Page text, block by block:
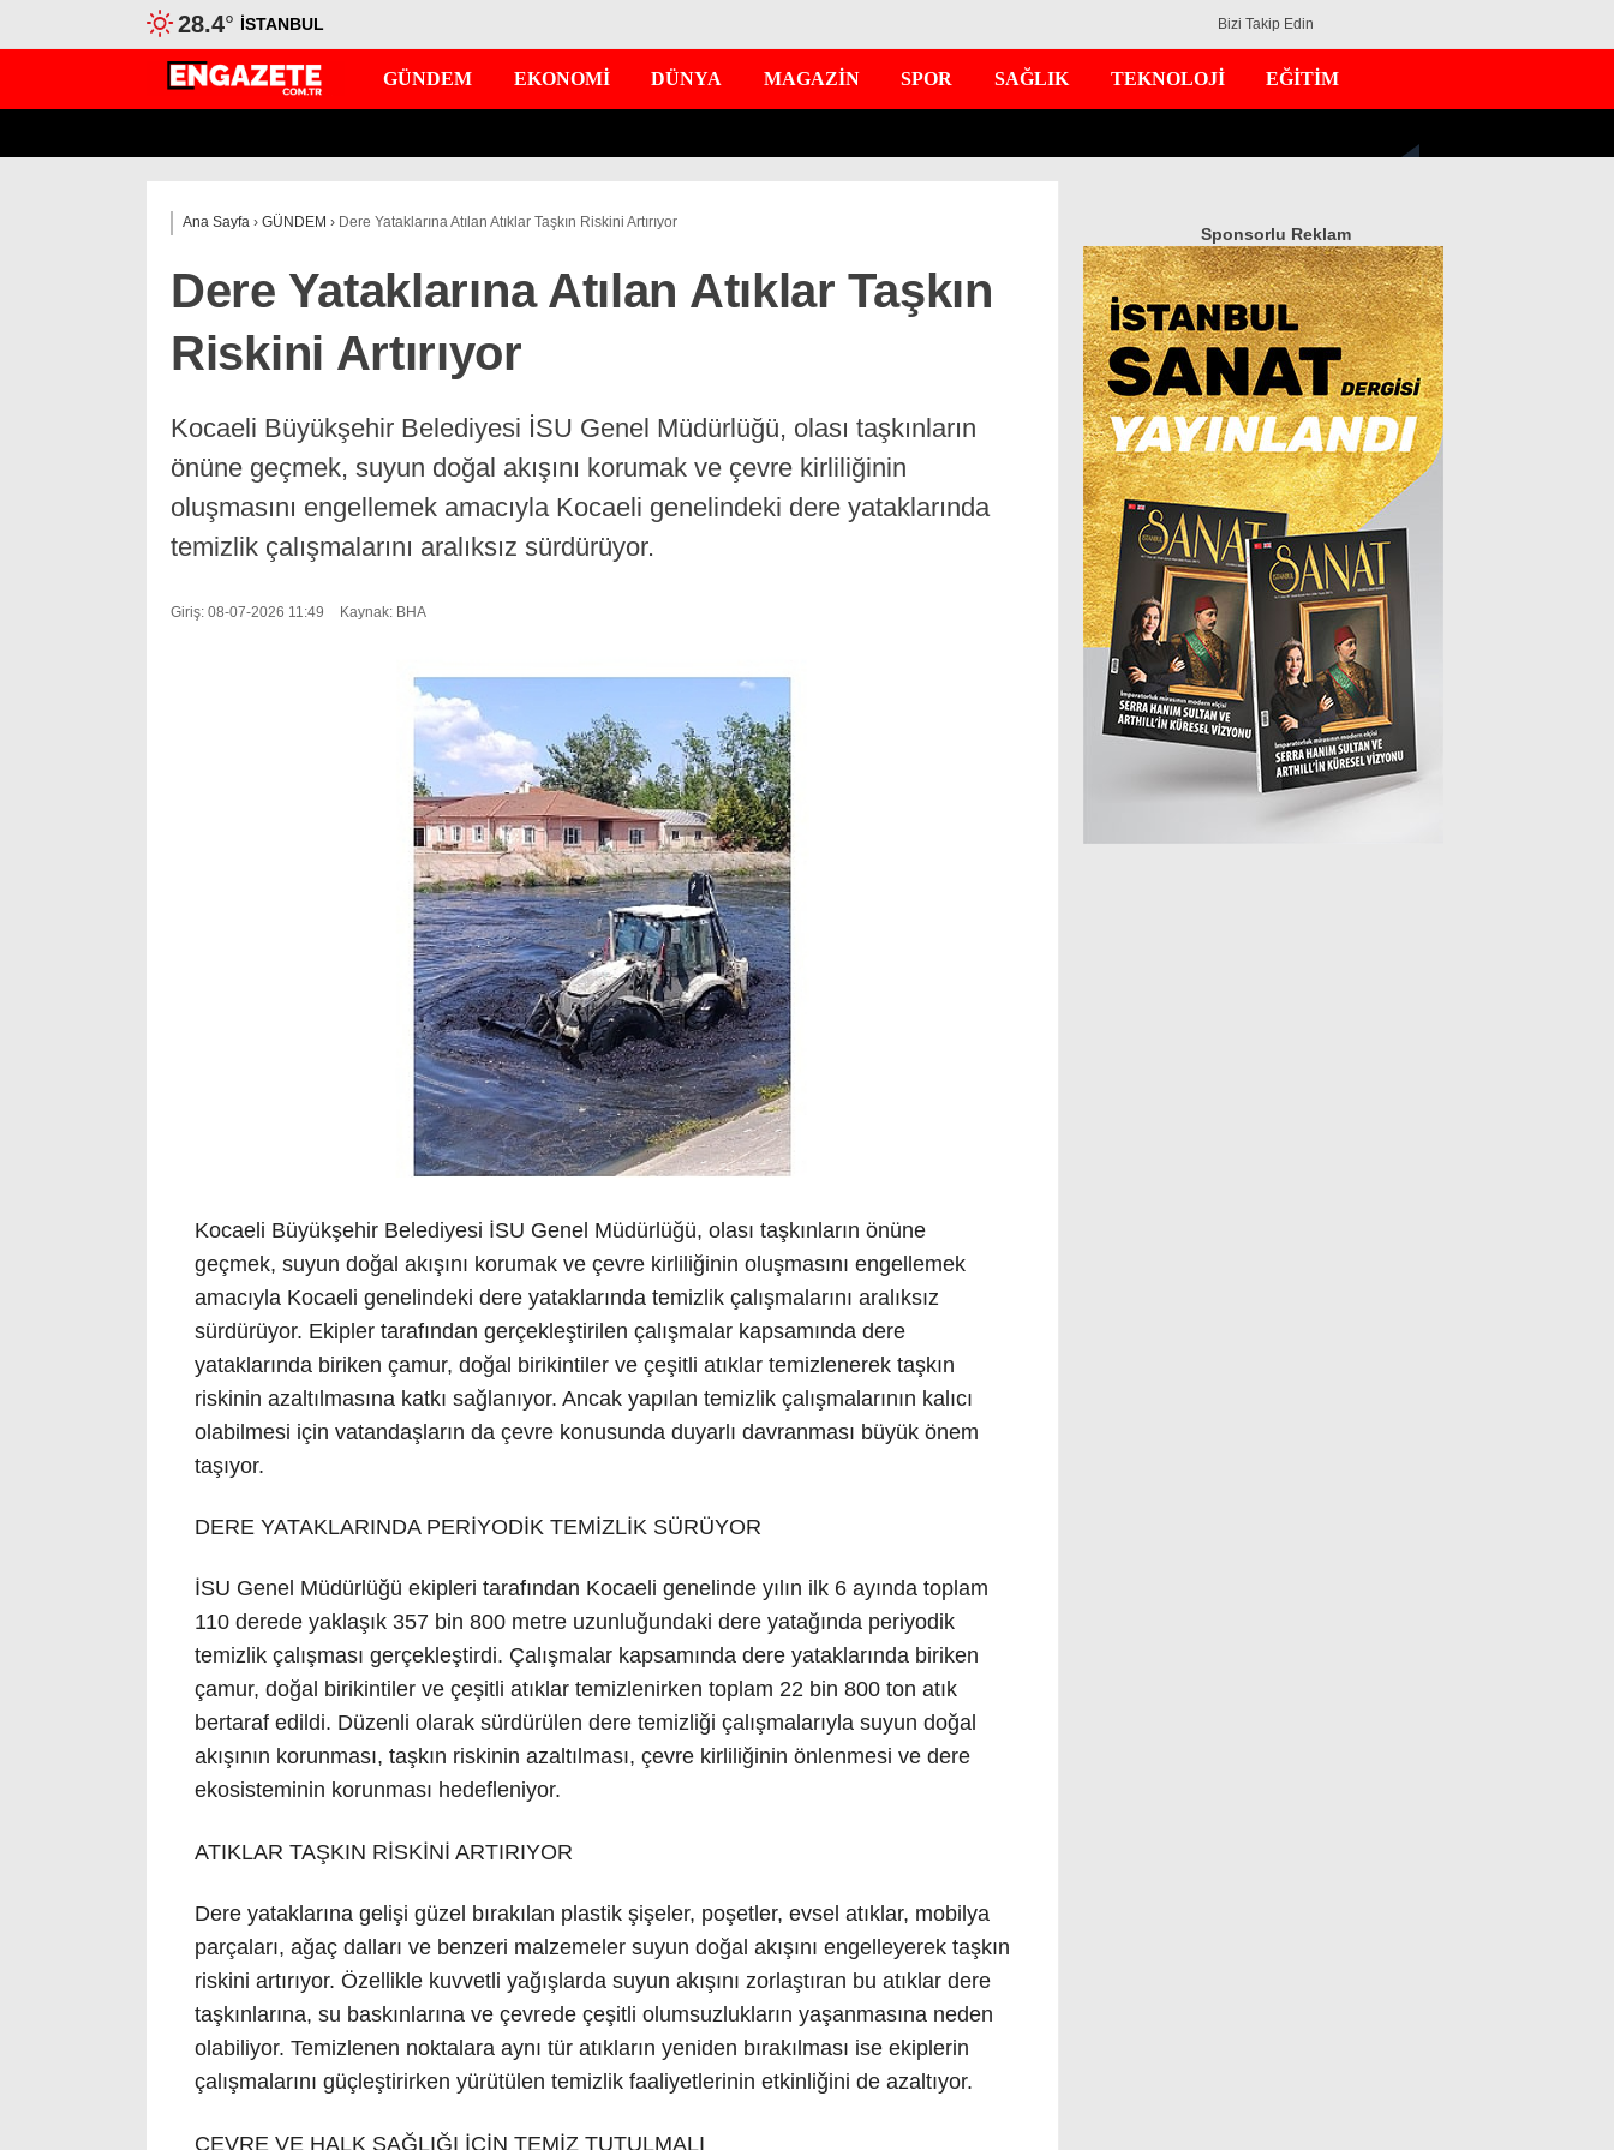
GÜNDEM
EKONOMİ
DÜNYA
MAGAZİN
SPOR
SAĞLIK
TEKNOLOJİ
EĞİTİM
28.4° İSTANBUL Bizi Takip Edin
GÜNDEM EKONOMİ DÜNYA MAGAZİN SPOR SAĞLIK TEKNOLOJİ EĞİTİM
Ana Sayfa › GÜNDEM › Dere Yataklarına Atılan Atıklar Taşkın Riskini Artırıyor
Dere Yataklarına Atılan Atıklar Taşkın
Riskini Artırıyor
Kocaeli Büyükşehir Belediyesi İSU Genel Müdürlüğü, olası taşkınların
önüne geçmek, suyun doğal akışını korumak ve çevre kirliliğinin
oluşmasını engellemek amacıyla Kocaeli genelindeki dere yataklarında
temizlik çalışmalarını aralıksız sürdürüyor.
Giriş: 08-07-2026 11:49 Kaynak: BHA
Kocaeli Büyükşehir Belediyesi İSU Genel Müdürlüğü, olası taşkınların önüne
geçmek, suyun doğal akışını korumak ve çevre kirliliğinin oluşmasını engellemek
amacıyla Kocaeli genelindeki dere yataklarında temizlik çalışmalarını aralıksız
sürdürüyor. Ekipler tarafından gerçekleştirilen çalışmalar kapsamında dere
yataklarında biriken çamur, doğal birikintiler ve çeşitli atıklar temizlenerek taşkın
riskinin azaltılmasına katkı sağlanıyor. Ancak yapılan temizlik çalışmalarının kalıcı
olabilmesi için vatandaşların da çevre konusunda duyarlı davranması büyük önem
taşıyor.
DERE YATAKLARINDA PERİYODİK TEMİZLİK SÜRÜYOR
İSU Genel Müdürlüğü ekipleri tarafından Kocaeli genelinde yılın ilk 6 ayında toplam
110 derede yaklaşık 357 bin 800 metre uzunluğundaki dere yatağında periyodik
temizlik çalışması gerçekleştirdi. Çalışmalar kapsamında dere yataklarında biriken
çamur, doğal birikintiler ve çeşitli atıklar temizlenirken toplam 22 bin 800 ton atık
bertaraf edildi. Düzenli olarak sürdürülen dere temizliği çalışmalarıyla suyun doğal
akışının korunması, taşkın riskinin azaltılması, çevre kirliliğinin önlenmesi ve dere
ekosisteminin korunması hedefleniyor.
ATIKLAR TAŞKIN RİSKİNİ ARTIRIYOR
Dere yataklarına gelişi güzel bırakılan plastik şişeler, poşetler, evsel atıklar, mobilya
parçaları, ağaç dalları ve benzeri malzemeler suyun doğal akışını engelleyerek taşkın
riskini artırıyor. Özellikle kuvvetli yağışlarda suyun akışını zorlaştıran bu atıklar dere
taşkınlarına, su baskınlarına ve çevrede çeşitli olumsuzlukların yaşanmasına neden
olabiliyor. Temizlenen noktalara aynı tür atıkların yeniden bırakılması ise ekiplerin
çalışmalarını güçleştirirken yürütülen temizlik faaliyetlerinin etkinliğini de azaltıyor.
ÇEVRE VE HALK SAĞLIĞI İÇİN TEMİZ TUTULMALI
Sponsorlu Reklam